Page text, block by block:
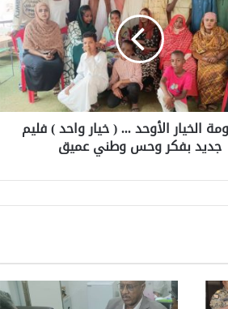
الخيار الأوحد ... ( خيار واحد ) فليم
جديد بفكر وحس وطني عميق